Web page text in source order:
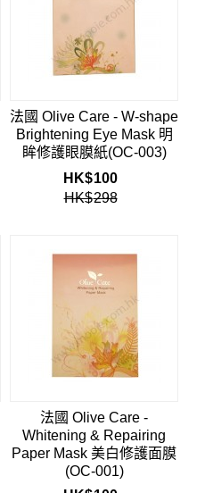
法國 Olive Care - W-shape
Brightening Eye Mask 明
眸修護眼膜紙(OC-003)
HK$100
HK$298
法國 Olive Care -
Whitening & Repairing
Paper Mask 美白修護面膜
(OC-001)